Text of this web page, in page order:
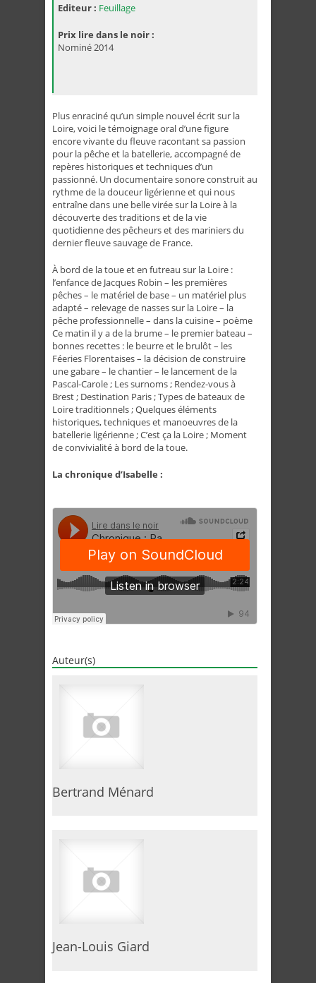
Editeur : Feuillage
Prix lire dans le noir :
Nominé 2014
Plus enraciné qu’un simple nouvel écrit sur la
Loire, voici le témoignage oral d’une figure
encore vivante du fleuve racontant sa passion
pour la pêche et la batellerie, accompagné de
repères historiques et techniques d’un
passionné. Un documentaire sonore construit au
rythme de la douceur ligérienne et qui nous
entraîne dans une belle virée sur la Loire à la
découverte des traditions et de la vie
quotidienne des pêcheurs et des mariniers du
dernier fleuve sauvage de France.
À bord de la toue et en futreau sur la Loire :
l’enfance de Jacques Robin – les premières
pêches – le matériel de base – un matériel plus
adapté – relevage de nasses sur la Loire – la
pêche professionnelle – dans la cuisine – poème
Ce matin il y a de la brume – le premier bateau –
bonnes recettes : le beurre et le brulôt – les
Féeries Florentaises – la décision de construire
une gabare – le chantier – le lancement de la
Pascal-Carole ; Les surnoms ; Rendez-vous à
Brest ; Destination Paris ; Types de bateaux de
Loire traditionnels ; Quelques éléments
historiques, techniques et manoeuvres de la
batellerie ligérienne ; C’est ça la Loire ; Moment
de convivialité à bord de la toue.
La chronique d’Isabelle :
Auteur(s)
Bertrand Ménard
Jean-Louis Giard